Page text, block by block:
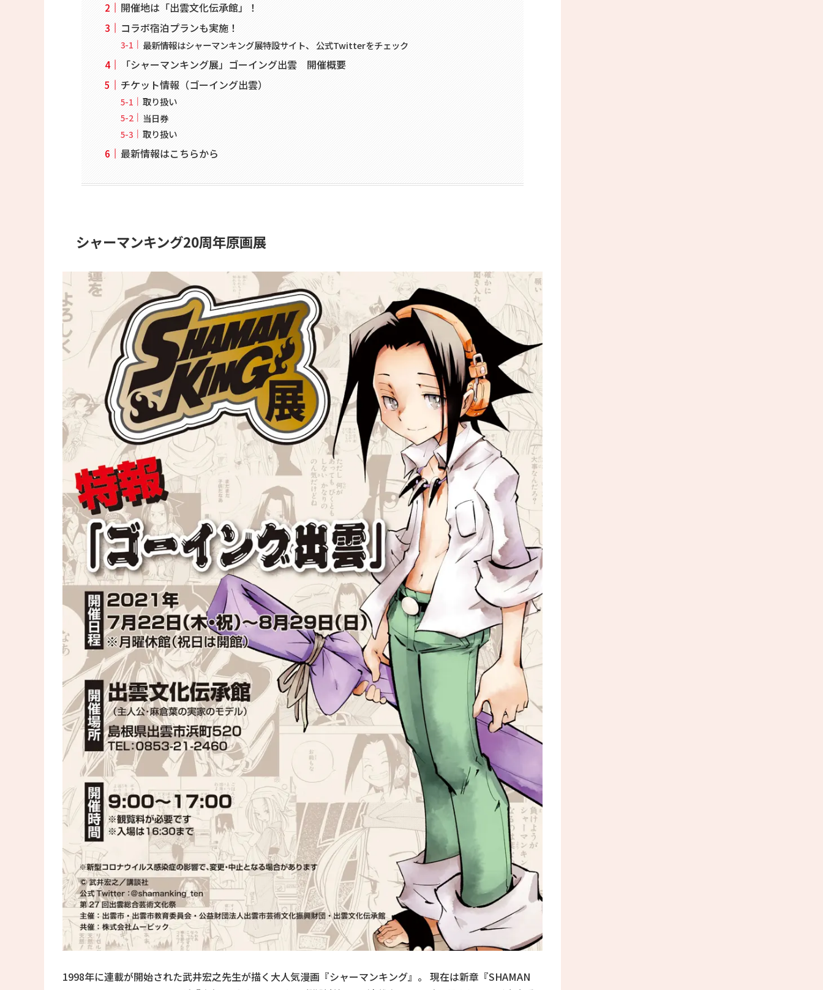
開催地は「出雲文化伝承館」！
コラボ宿泊プランも実施！
最新情報はシャーマンキング展特設サイト、 公式Twitterをチェック
「シャーマンキング展」ゴーイング出雲 開催概要
チケット情報（ゴーイング出雲）
取り扱い
当日券
取り扱い
最新情報はこちらから
シャーマンキング20周年原画展
1998年に連載が開始された武井宏之先生が描く大人気漫画『シャーマンキング』。 現在は新章『SHAMAN